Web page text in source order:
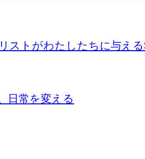
ストがわたしたちに与え
日常を変える